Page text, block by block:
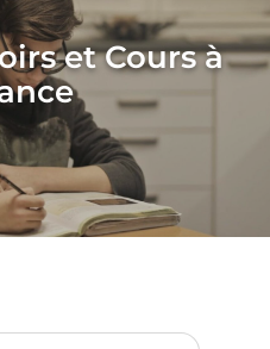
et Cours à